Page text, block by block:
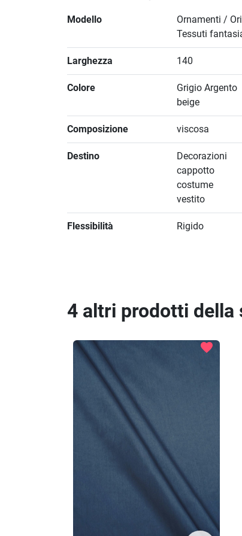
Modello
Ornamenti /
Tessuti
Larghezza 140
Colore
Grigio Argento
beige
Composizione viscosa
Destino
Decorazioni
cappotto
costume
vestito
Flessibilità Rigido
4 altri prodotti della
favorite